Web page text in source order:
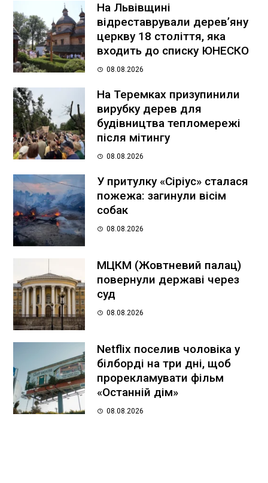
На Львівщині
відреставрували дерев’яну
церкву 18 століття, яка
входить до списку ЮНЕСКО
08.08.2026
На Теремках призупинили
вирубку дерев для
будівництва тепломережі
після мітингу
08.08.2026
У притулку «Сіріус» сталася
пожежа: загинули вісім
собак
08.08.2026
МЦКМ (Жовтневий палац)
повернули державі через
суд
08.08.2026
Netflix поселив чоловіка у
білборді на три дні, щоб
прорекламувати фільм
«Останній дім»
08.08.2026